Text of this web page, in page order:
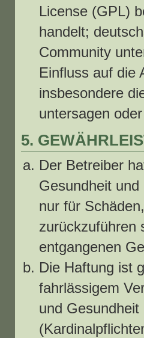
License (GPL)
handelt;
Community
Einfluss auf die
insbesondere
untersagen
5.
Der Betreiber
Gesundheit
nur für
zurückzuführen
entgangenen
Die Haftung ist
fahrlässigem
und